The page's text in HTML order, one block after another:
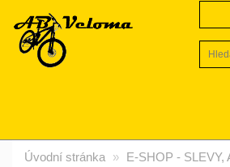
Úvodní stránka
E-SHOP - SLEVY,